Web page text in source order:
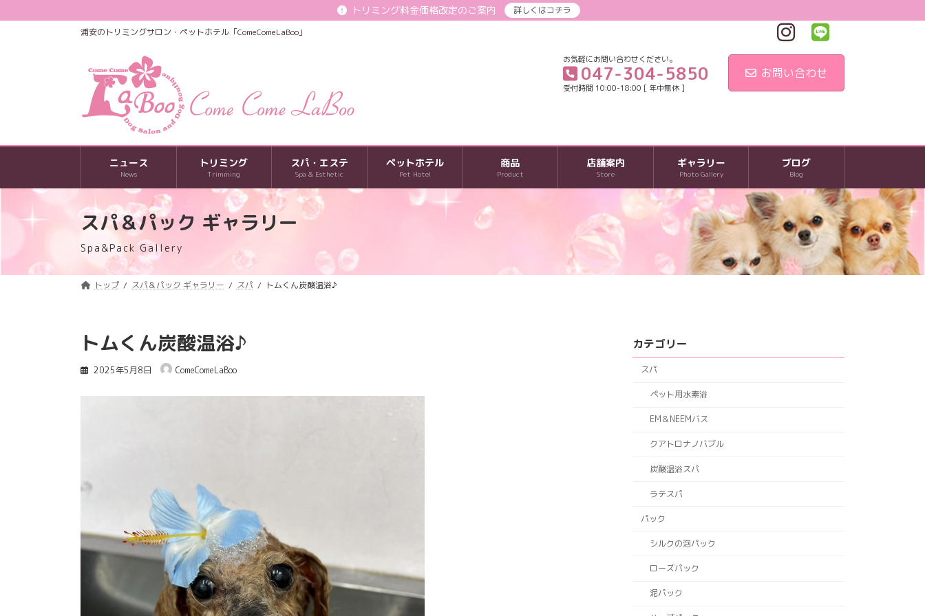
ン
ビ
トリミング料金価格改定のご案内
詳しくはコチラ
浦安のトリミングサロン・ペットホテル「ComeComeLaBoo」
お気軽にお問い合わせください。
047-304-5850
受付時間 10:00-18:00 [ 年中無休 ]
お問い合わせ
ニュース
News
トリミング
Trimming
スパ・エステ
Spa & Esthetic
ペットホテル
Pet Hotel
商品
Product
店舗案内
Store
ギャラリー
Photo Gallery
ブログ
Blog
スパ＆パック ギャラリー
Spa&Pack Gallery
トップ スパ＆パック ギャラリー スパ トムくん炭酸温浴♪
トムくん炭酸温浴♪
2025年5月8日 ComeComeLaBoo
カテゴリー
スパ
ペット用水素浴
EM＆NEEMバス
クアトロナノバブル
炭酸温浴スパ
ラテスパ
パック
シルクの泡パック
ローズパック
泥パック